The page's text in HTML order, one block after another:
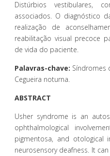
Distúrbios vestibulares,
associados. O diagnóstico
realização de
reabilitação visual precoce
de vida do paciente.
Palavras-chave: Síndromes
Cegueira noturna.
ABSTRACT
Usher syndrome is an
ophthalmological
pigmentosa, and otological
neurosensory deafness. It